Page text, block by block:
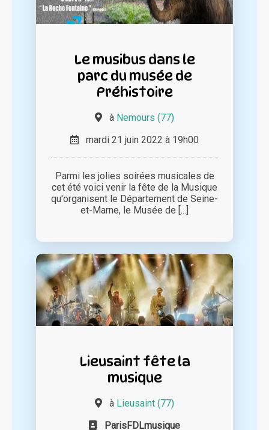
Le musibus dans le
parc du musée de
Préhistoire
à Nemours (77)
mardi 21 juin 2022 à 19h00
Parmi les jolies soirées musicales de
cet été voici venir la fête de la Musique
qu'organisent le Département de Seine-
et-Marne, le Musée de [...]
Lieusaint fête la
musique
à Lieusaint (77)
ParisFDLmusique